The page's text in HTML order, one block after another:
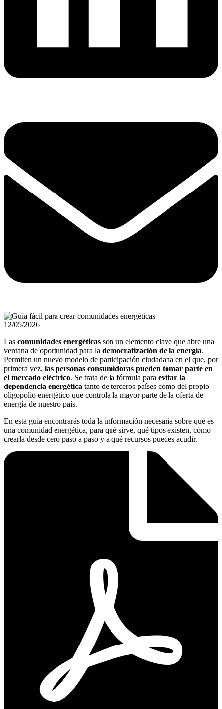
12/05/2026
Las comunidades energéticas son un elemento clave que abre una
ventana de oportunidad para la democratización de la energía.
Permiten un nuevo modelo de participación ciudadana en el que, por
primera vez, las personas consumidoras pueden tomar parte en
el mercado eléctrico. Se trata de la fórmula para evitar la
dependencia energética tanto de terceros países como del propio
oligopolio energético que controla la mayor parte de la oferta de
energía de nuestro país.
En esta guía encontrarás toda la información necesaria sobre qué es
una comunidad energética, para qué sirve, qué tipos existen, cómo
crearla desde cero paso a paso y a qué recursos puedes acudir.